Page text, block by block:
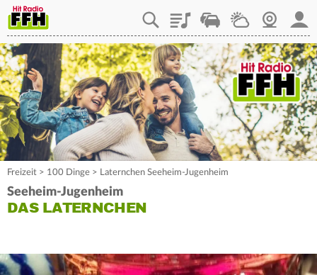
PlaylistStaupilotWetterWebcam
Freizeit > 100 Dinge > Laternchen Seeheim-Jugenheim
Seeheim-Jugenheim
DAS LATERNCHEN